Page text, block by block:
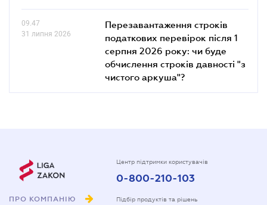
09.47
31 липня 2026
Перезавантаження строків
податкових перевірок після 1
серпня 2026 року: чи буде
обчислення строків давності "з
чистого аркуша"?
ПРО КОМПАНІЮ
Центр підтримки користувачів
0-800-210-103
Підбір продуктів та рішень